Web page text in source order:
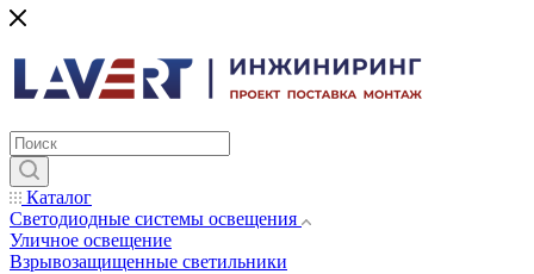
Каталог
Светодиодные системы освещения
Уличное освещение
Взрывозащищенные светильники